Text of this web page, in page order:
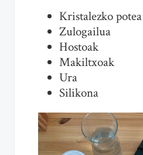
Kristalezko potea
Zulogailua
Hostoak
Makiltxoak
Ura
Silikona